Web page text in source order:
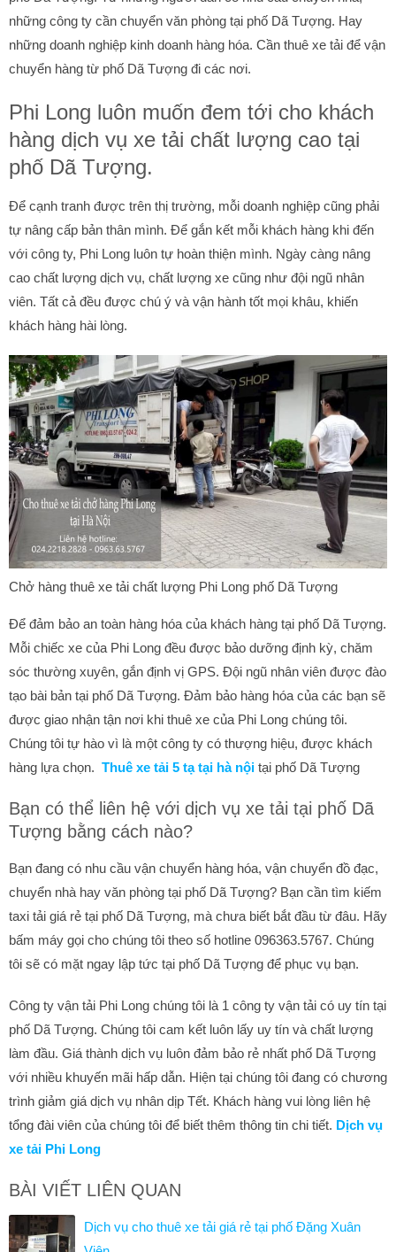
những công ty cần chuyển văn phòng tại phố Dã Tượng. Hay
những doanh nghiệp kinh doanh hàng hóa. Cần thuê xe tải để vận
chuyển hàng từ phố Dã Tượng đi các nơi.
Phi Long luôn muốn đem tới cho khách
hàng dịch vụ xe tải chất lượng cao tại
phố Dã Tượng.
Để cạnh tranh được trên thị trường, mỗi doanh nghiệp cũng phải
tự nâng cấp bản thân mình. Để gắn kết mỗi khách hàng khi đến
với công ty, Phi Long luôn tự hoàn thiện mình. Ngày càng nâng
cao chất lượng dịch vụ, chất lượng xe cũng như đội ngũ nhân
viên. Tất cả đều được chú ý và vận hành tốt mọi khâu, khiến
khách hàng hài lòng.
Chở hàng thuê xe tải chất lượng Phi Long phố Dã Tượng
Để đảm bảo an toàn hàng hóa của khách hàng tại phố Dã Tượng.
Mỗi chiếc xe của Phi Long đều được bảo dưỡng định kỳ, chăm
sóc thường xuyên, gắn định vị GPS. Đội ngũ nhân viên được đào
tạo bài bản tại phố Dã Tượng. Đảm bảo hàng hóa của các bạn sẽ
được giao nhận tận nơi khi thuê xe của Phi Long chúng tôi.
Chúng tôi tự hào vì là một công ty có thượng hiệu, được khách
hàng lựa chọn. Thuê xe tải 5 tạ tại hà nội tại phố Dã Tượng
Bạn có thể liên hệ với dịch vụ xe tải tại phố Dã
Tượng bằng cách nào?
Bạn đang có nhu cầu vận chuyển hàng hóa, vận chuyển đồ đạc,
chuyển nhà hay văn phòng tại phố Dã Tượng? Bạn cần tìm kiếm
taxi tải giá rẻ tại phố Dã Tượng, mà chưa biết bắt đầu từ đâu. Hãy
bấm máy gọi cho chúng tôi theo số hotline 096363.5767. Chúng
tôi sẽ có mặt ngay lập tức tại phố Dã Tượng để phục vụ bạn.
Công ty vận tải Phi Long chúng tôi là 1 công ty vận tải có uy tín tại
phố Dã Tượng. Chúng tôi cam kết luôn lấy uy tín và chất lượng
làm đầu. Giá thành dịch vụ luôn đảm bảo rẻ nhất phố Dã Tượng
với nhiều khuyến mãi hấp dẫn. Hiện tại chúng tôi đang có chương
trình giảm giá dịch vụ nhân dịp Tết. Khách hàng vui lòng liên hệ
tổng đài viên của chúng tôi để biết thêm thông tin chi tiết. Dịch vụ
xe tải Phi Long
BÀI VIẾT LIÊN QUAN
Dịch vụ cho thuê xe tải giá rẻ tại phố Đặng Xuân